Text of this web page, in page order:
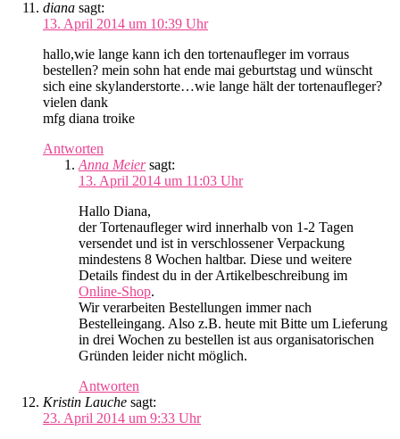
diana sagt:
13. April 2014 um 10:39 Uhr
hallo,wie lange kann ich den tortenaufleger im vorraus
bestellen? mein sohn hat ende mai geburtstag und wünscht
sich eine skylanderstorte…wie lange hält der tortenaufleger?
vielen dank
mfg diana troike
Antworten
Anna Meier sagt:
13. April 2014 um 11:03 Uhr
Hallo Diana,
der Tortenaufleger wird innerhalb von 1-2 Tagen
versendet und ist in verschlossener Verpackung
mindestens 8 Wochen haltbar. Diese und weitere
Details findest du in der Artikelbeschreibung im
Online-Shop.
Wir verarbeiten Bestellungen immer nach
Bestelleingang. Also z.B. heute mit Bitte um Lieferung
in drei Wochen zu bestellen ist aus organisatorischen
Gründen leider nicht möglich.
Antworten
Kristin Lauche sagt:
23. April 2014 um 9:33 Uhr